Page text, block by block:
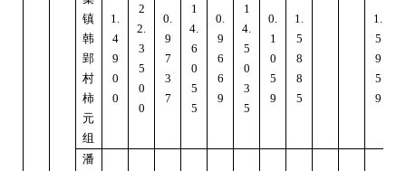
镇
韩
郢
村
柿
元
组
1.
4
9
0
0
2
2.
3
5
0
0
0.
9
7
3
7
1
4.
6
0
5
5
0.
9
6
6
9
1
4.
5
0
3
5
0.
1
0
5
9
1.
5
8
8
5
1.
5
9
5
9
潘